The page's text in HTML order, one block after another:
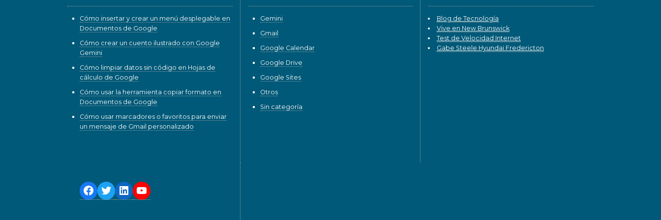
Cómo insertar y crear un menú desplegable en
Documentos de Google
Cómo crear un cuento ilustrado con Google
Gemini
Cómo limpiar datos sin código en Hojas de
cálculo de Google
Cómo usar la herramienta copiar formato en
Documentos de Google
Cómo usar marcadores o favoritos para enviar
un mensaje de Gmail personalizado
Gemini
Gmail
Google Calendar
Google Drive
Google Sites
Otros
Sin categoría
Blog de Tecnología
Vive en New Brunswick
Test de Velocidad Internet
Gabe Steele Hyundai Fredericton